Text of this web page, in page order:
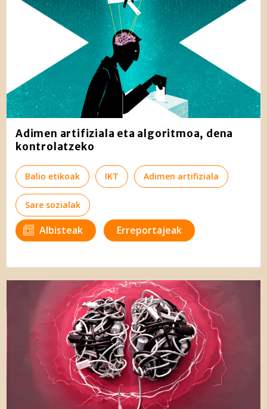
Adimen artifiziala eta algoritmoa, dena
kontrolatzeko
Balio etikoak IKT Adimen artifiziala
Sare sozialak
Albisteak Erreportajeak